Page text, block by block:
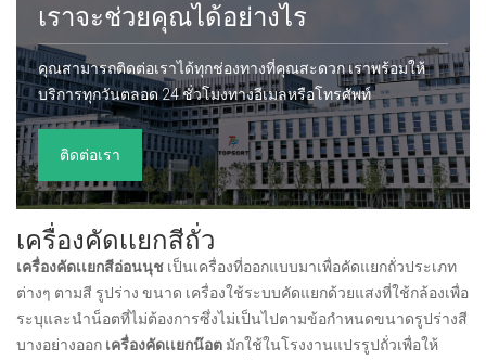
เราจะช่วยคุณได้อย่างไร
คุณสามารถติดต่อเราได้ทุกช่องทางที่คุณสะดวก เราพร้อมให้
บริการทุกวันตลอด 24 ชั่วโมงทางอีเมลหรือโทรศัพท์
ติดต่อเรา
เครื่องคัดเเยกสีถั่ว
เครื่องคัดเเยกสีอ่อนนุช เป็นเครื่องที่ออกแบบมาเพื่อคัดแยกถั่วประเภท
ต่างๆ ตามสี รูปร่าง ขนาด เครื่องใช้ระบบคัดแยกด้วยแสงที่ใช้กล้องเพื่อ
ระบุและนำน็อตที่ไม่ต้องการซึ่งไม่เป็นไปตามข้อกำหนดขนาดรูปร่างสี
บางอย่างออก เครื่องคัดเเยกน๊อต มักใช้ในโรงงานแปรรูปถั่วเพื่อให้